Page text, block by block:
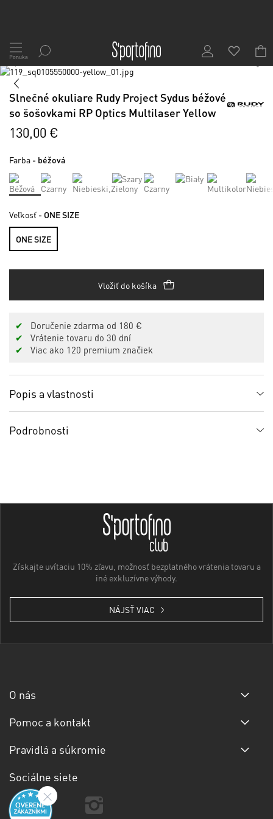
Skip
to
Content
Ponuka
Preskočiť
koniec
galérie
obrázkov
1/6
Preskočiť
začiatok
galérie
obrázkov
Slnečné okuliare Rudy Project Sydus béžové
so šošovkami RP Optics Multilaser Yellow
130,00 €
Farba - béžová
Veľkosť - ONE SIZE
ONE SIZE
Vložiť do košíka
✔
Doručenie zdarma od 180 €
✔
Vrátenie tovaru do 30 dní
✔
Viac ako 120 premium značiek
Popis a vlastnosti
Podrobnosti
Získajte uvítaciu 10% zľavu, možnosť bezplatného vrátenia tovaru a
iné exkluzívne výhody.
NÁJSŤ VIAC
O nás
Pomoc a kontakt
Pravidlá a súkromie
Sociálne siete